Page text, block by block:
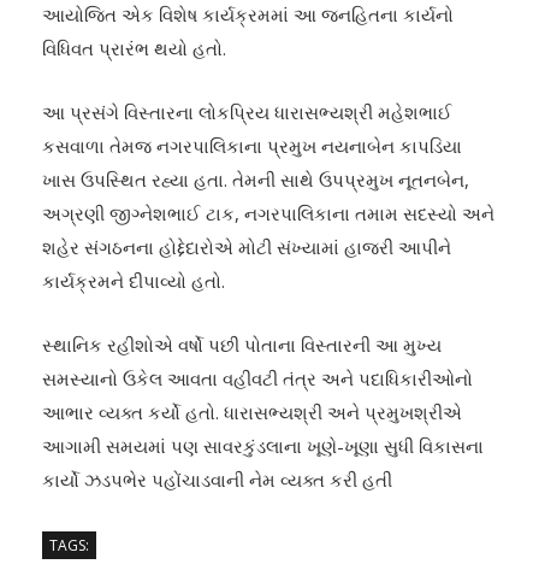
આયોજિત એક વિશેષ કાર્યક્રમમાં આ જનહિતના કાર્યનો
વિધિવત પ્રારંભ થયો હતો.
​આ પ્રસંગે વિસ્તારના લોકપ્રિય ધારાસભ્યશ્રી મહેશભાઈ
કસવાળા તેમજ નગરપાલિકાના પ્રમુખ નયનાબેન કાપડિયા
ખાસ ઉપસ્થિત રહ્યા હતા. તેમની સાથે ઉપપ્રમુખ નૂતનબેન,
અગ્રણી જીગ્નેશભાઈ ટાક, નગરપાલિકાના તમામ સદસ્યો અને
શહેર સંગઠનના હોદ્દેદારોએ મોટી સંખ્યામાં હાજરી આપીને
કાર્યક્રમને દીપાવ્યો હતો.
​સ્થાનિક રહીશોએ વર્ષો પછી પોતાના વિસ્તારની આ મુખ્ય
સમસ્યાનો ઉકેલ આવતા વહીવટી તંત્ર અને પદાધિકારીઓનો
આભાર વ્યક્ત કર્યો હતો. ધારાસભ્યશ્રી અને પ્રમુખશ્રીએ
આગામી સમયમાં પણ સાવરકુંડલાના ખૂણે-ખૂણા સુધી વિકાસના
કાર્યો ઝડપભેર પહોંચાડવાની નેમ વ્યક્ત કરી હતી
TAGS: